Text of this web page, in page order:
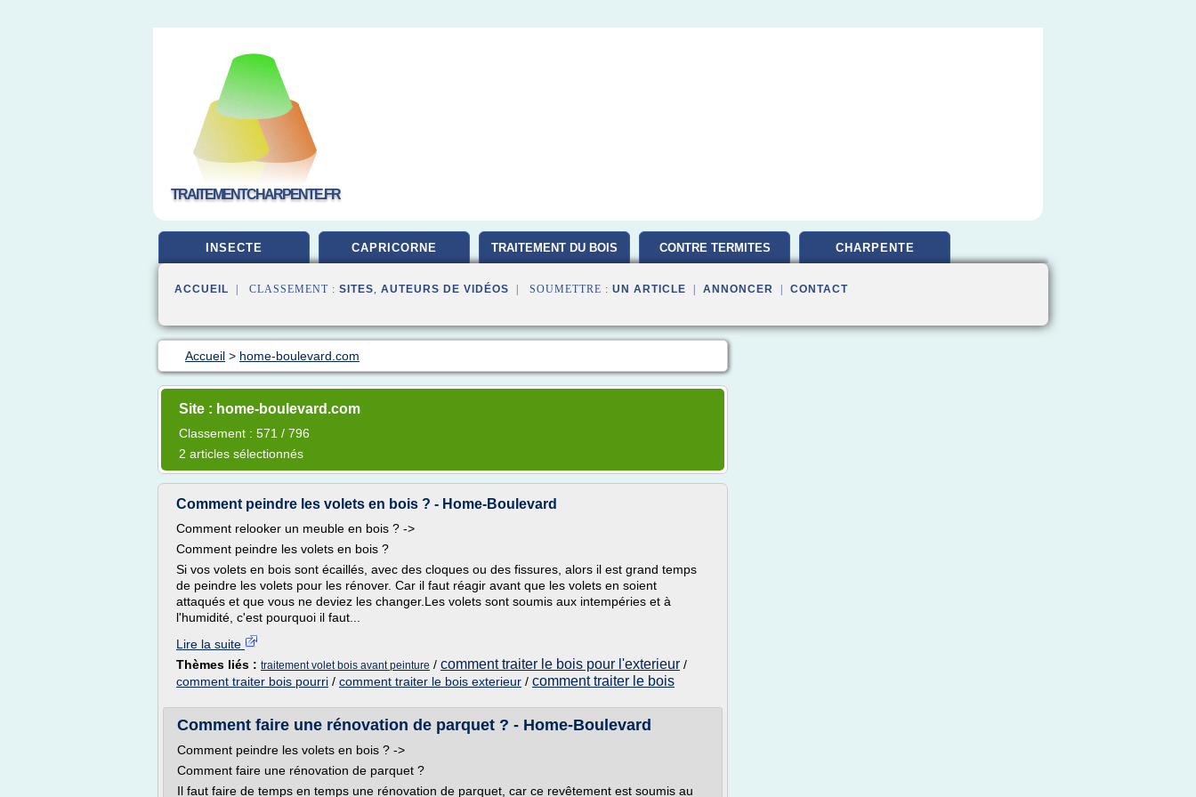
TRAITEMENTCHARPENTE.FR
INSECTE CAPRICORNE TRAITEMENT DU BOIS CONTRE TERMITES CHARPENTE
ACCUEIL | CLASSEMENT : SITES, AUTEURS DE VIDÉOS | SOUMETTRE : UN ARTICLE ANNONCER CONTACT
Accueil > home-boulevard.com
Site : home-boulevard.com
Classement : 571 / 796
2 articles sélectionnés
Comment peindre les volets en bois ? - Home-Boulevard
Comment relooker un meuble en bois ? ->
Comment peindre les volets en bois ?
Si vos volets en bois sont écaillés, avec des cloques ou des fissures, alors il est grand temps
de peindre les volets pour les rénover. Car il faut réagir avant que les volets en soient
attaqués et que vous ne deviez les changer.Les volets sont soumis aux intempéries et à
l'humidité, c'est pourquoi il faut...
Lire la suite
Thèmes liés : traitement volet bois avant peinture / comment traiter le bois pour l'exterieur /
comment traiter bois pourri / comment traiter le bois exterieur / comment traiter le bois
Comment faire une rénovation de parquet ? - Home-Boulevard
Comment peindre les volets en bois ? ->
Comment faire une rénovation de parquet ?
Il faut faire de temps en temps une rénovation de parquet, car ce revêtement est soumis au